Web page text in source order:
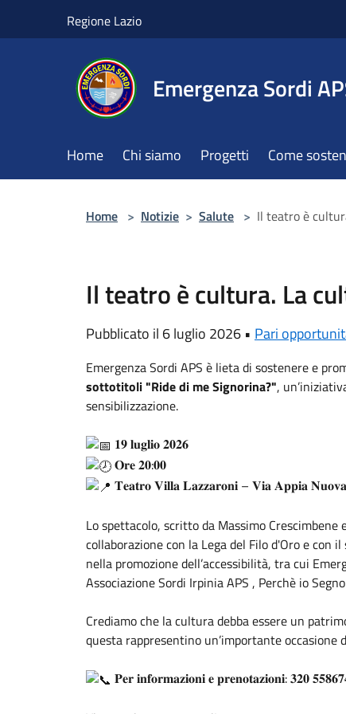
Regione Lazio
Emergenza Sordi
Home Chi siamo Progetti Come
Home > Notizie > Salute > Il teatro è
Il teatro è cultura. La
Pubblicato il 6 luglio 2026 • Pari
Emergenza Sordi APS è lieta di sostenere e
sottotitoli "Ride di me Signorina?",
sensibilizzazione.
𝟏𝟗 𝐥𝐮𝐠𝐥𝐢𝐨 𝟐𝟎𝟐𝟔
𝐎𝐫𝐞 𝟐𝟎:𝟎𝟎
𝐓𝐞𝐚𝐭𝐫𝐨 𝐕𝐢𝐥𝐥𝐚 𝐋𝐚𝐳𝐳𝐚𝐫𝐨𝐧𝐢 – 𝐕𝐢𝐚 𝐀𝐩𝐩𝐢𝐚
Lo spettacolo, scritto da Massimo Crescimbene
collaborazione con la Lega del Filo d'Oroe con il
nella promozione dell’accessibilità, tra cui
Associazione Sordi Irpinia APS , Perchè io Segno
Crediamo che la cultura debba essere un
questa rappresentino un’importante
𝐏𝐞𝐫 𝐢𝐧𝐟𝐨𝐫𝐦𝐚𝐳𝐢𝐨𝐧𝐢 𝐞 𝐩𝐫𝐞𝐧𝐨𝐭𝐚𝐳𝐢𝐨𝐧𝐢: 𝟑𝟐𝟎